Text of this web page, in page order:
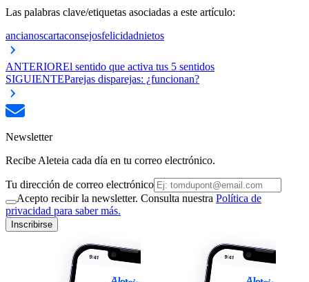
Las palabras clave/etiquetas asociadas a este artículo:
ancianoscartaconsejosfelicidadnietos
ANTERIOREl sentido que activa tus 5 sentidos
SIGUIENTEParejas disparejas: ¿funcionan?
Newsletter
Recibe Aleteia cada día en tu correo electrónico.
Tu dirección de correo electrónico
Acepto recibir la newsletter. Consulta nuestra Política de
privacidad para saber más.
Inscribirse